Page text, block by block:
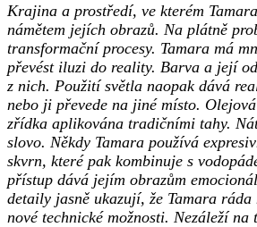
Krajina a prostředí, ve kterém
námětem jejích obrazů. Na plátně
transformační procesy. Tamara má
převést iluzi do reality. Barva a její
z nich. Použití světla naopak dává
nebo ji převede na jiné místo.
zřídka aplikována tradičními tahy.
slovo. Někdy Tamara používá
skvrn, které pak kombinuje s
přístup dává jejím obrazům
detaily jasně ukazují, že Tamara ráda
nové technické možnosti. Nezáleží na